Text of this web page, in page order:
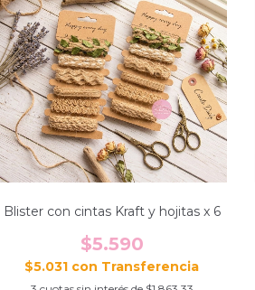
Blister con cintas Kraft y hojitas x 6
$5.590
$5.031 con